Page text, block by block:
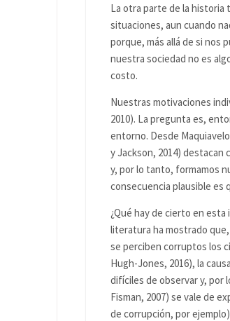
La otra parte de la historia
situaciones, aun cuando
porque, más allá de si nos
nuestra sociedad no es
costo.
Nuestras motivaciones
2010). La pregunta es,
entorno. Desde Maquiavelo
y Jackson, 2014) destacan
y, por lo tanto, formamos
consecuencia plausible es
¿Qué hay de cierto en
literatura ha mostrado
se perciben corruptos los
Hugh-Jones, 2016), la
difíciles de observar y, por
Fisman, 2007) se vale de
de corrupción, por